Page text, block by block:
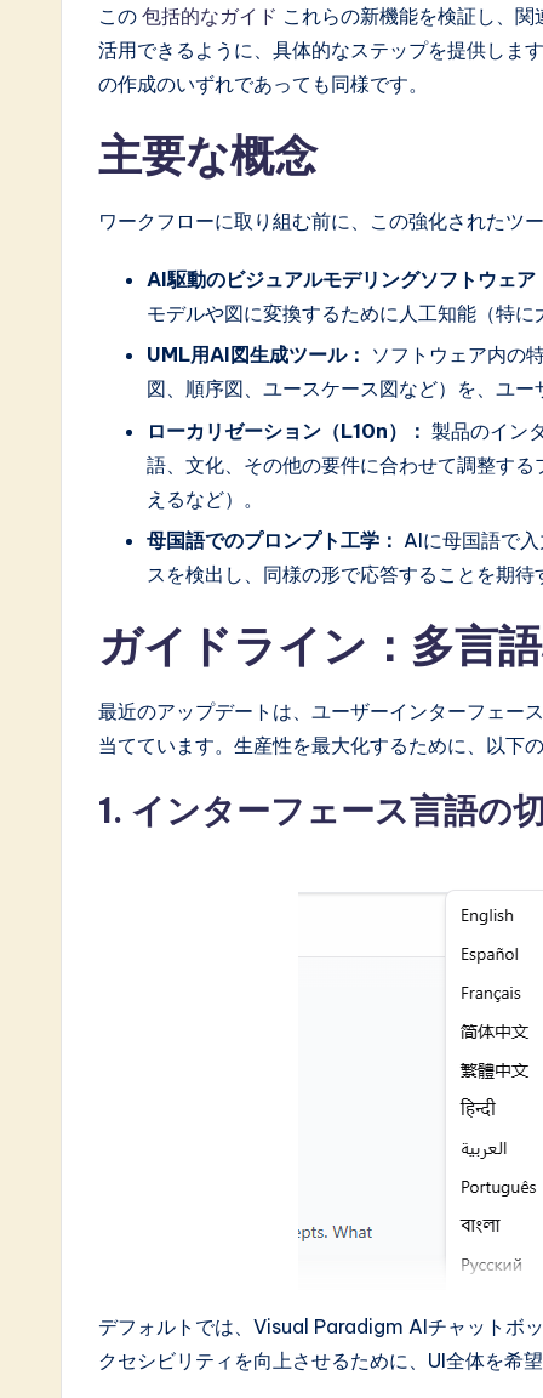
ft
この 包括的なガイド これらの新機能を検証し、
活用できるように、具体的なステップを提供しま
の作成のいずれであっても同様です。
主要な概念
ワークフローに取り組む前に、この強化されたツ
AI駆動のビジュアルモデリングソフトウェア
モデルや図に変換するために人工知能（特に
UML用AI図生成ツール： ソフトウェア内の
図、順序図、ユースケース図など）を、ユー
ローカリゼーション（L10n）： 製品のイン
語、文化、その他の要件に合わせて調整す
えるなど）。
母国語でのプロンプト工学： AIに母国語で
スを検出し、同様の形で応答することを期待
ガイドライン：多言
最近のアップデートは、ユーザーインターフェー
当てています。生産性を最大化するために、以下
1. インターフェース言語の
デフォルトでは、Visual Paradigm AIチャットボ
クセシビリティを向上させるために、UI全体を希